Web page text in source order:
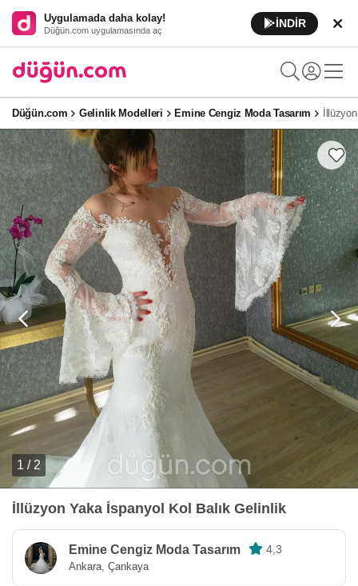
Uygulamada daha kolay!
Düğün.com uygulamasında aç
İNDİR
Düğün.com Gelinlik Modelleri Emine Cengiz Moda Tasarım
1 / 2
İllüzyon Yaka İspanyol Kol Balık Gelinlik
Emine Cengiz Moda Tasarım 4,3
Ankara, Çankaya